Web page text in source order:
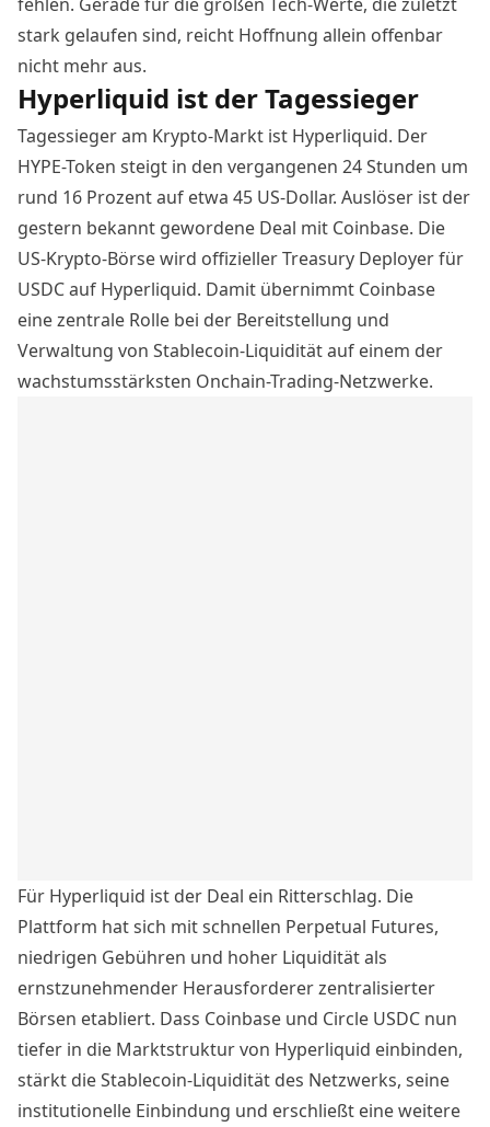
stark gelaufen sind, reicht Hoffnung allein offenbar
nicht mehr aus.
Hyperliquid ist der Tagessieger
Tagessieger am Krypto-Markt ist Hyperliquid. Der
HYPE-Token steigt in den vergangenen 24 Stunden um
rund 16 Prozent auf etwa 45 US-Dollar. Auslöser ist der
gestern bekannt gewordene Deal mit Coinbase. Die
US-Krypto-Börse wird offizieller Treasury Deployer für
USDC auf Hyperliquid. Damit übernimmt Coinbase
eine zentrale Rolle bei der Bereitstellung und
Verwaltung von Stablecoin-Liquidität auf einem der
wachstumsstärksten Onchain-Trading-Netzwerke.
Für Hyperliquid ist der Deal ein Ritterschlag. Die
Plattform hat sich mit schnellen Perpetual Futures,
niedrigen Gebühren und hoher Liquidität als
ernstzunehmender Herausforderer zentralisierter
Börsen etabliert. Dass Coinbase und Circle USDC nun
tiefer in die Marktstruktur von Hyperliquid einbinden,
stärkt die Stablecoin-Liquidität des Netzwerks, seine
institutionelle Einbindung und erschließt eine weitere